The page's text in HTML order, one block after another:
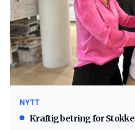
NYTT
Kraftig betring for Stokke